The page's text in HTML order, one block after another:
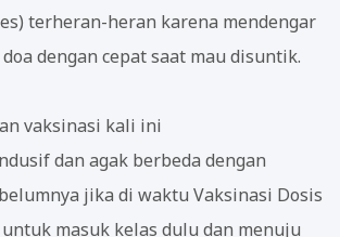
terheran-heran karena mendengar
dengan cepat saat mau disuntik.
vaksinasi kali ini
dan agak berbeda dengan
jika di waktu Vaksinasi Dosis
masuk kelas dulu dan menuju